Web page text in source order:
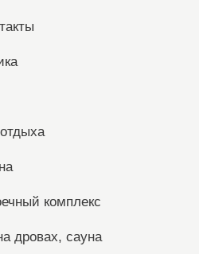
комплекс
дровах, сауна